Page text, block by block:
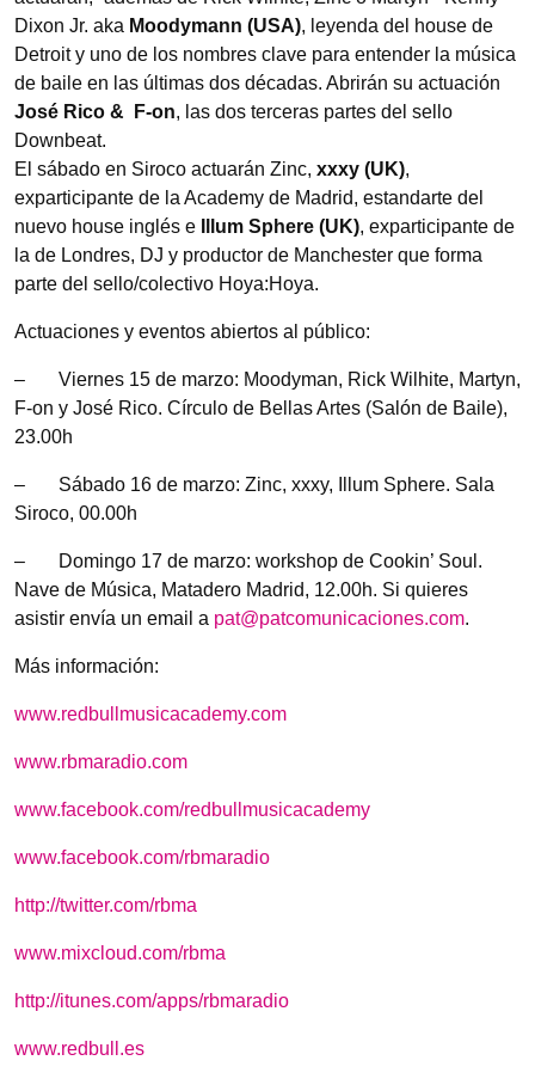
Dixon Jr. aka Moodymann (USA), leyenda del house de
Detroit y uno de los nombres clave para entender la música
de baile en las últimas dos décadas. Abrirán su actuación
José Rico & F-on, las dos terceras partes del sello
Downbeat.
El sábado en Siroco actuarán Zinc, xxxy (UK),
exparticipante de la Academy de Madrid, estandarte del
nuevo house inglés e
Illum Sphere (UK), exparticipante de
la de Londres, DJ y productor de Manchester que forma
parte del sello/colectivo Hoya:Hoya.
Actuaciones y eventos abiertos al público:
– Viernes 15 de marzo: Moodyman, Rick Wilhite, Martyn,
F-on y José Rico. Círculo de Bellas Artes (Salón de Baile),
23.00h
– Sábado 16 de marzo: Zinc, xxxy, Illum Sphere. Sala
Siroco, 00.00h
– Domingo 17 de marzo: workshop de Cookin’ Soul.
Nave de Música, Matadero Madrid, 12.00h. Si quieres
asistir envía un email a pat@patcomunicaciones.com.
Más información:
www.redbullmusicacademy.com
www.rbmaradio.com
www.facebook.com/redbullmusicacademy
www.facebook.com/rbmaradio
http://twitter.com/rbma
www.mixcloud.com/rbma
http://itunes.com/apps/rbmaradio
www.redbull.es